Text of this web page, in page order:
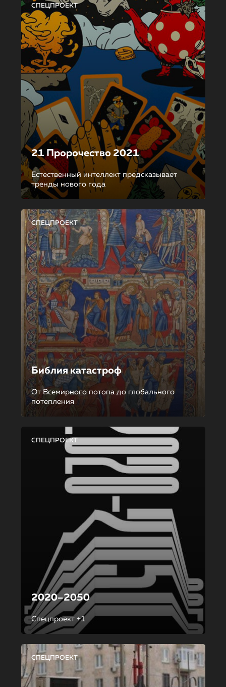
СПЕЦПРОЕКТ
21 Пророчество 2021
Естественный интеллект предсказывает
тренды нового года
СПЕЦПРОЕКТ
Библия катастроф
От Всемирного потопа до глобального
потепления
СПЕЦПРОЕКТ
2020–2050
Спецпроект +1
СПЕЦПРОЕКТ